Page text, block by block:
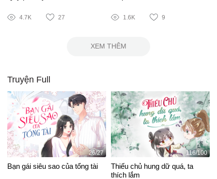
4.7K 27 1.6K 9
XEM THÊM
Truyện Full
26/27
Bạn gái siêu sao của tổng tài
116/100
Thiếu chủ hung dữ quá, ta
thích lắm